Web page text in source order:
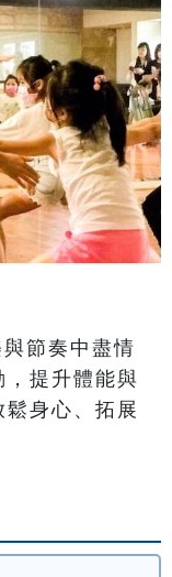
節奏中盡情
提升體能與
身心、拓展